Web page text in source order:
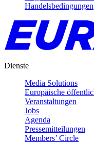
Handelsbedingungen
Dienste
Media Solutions
Europäische
Veranstaltungen
Jobs
Agenda
Pressemitteilungen
Members’ Circle